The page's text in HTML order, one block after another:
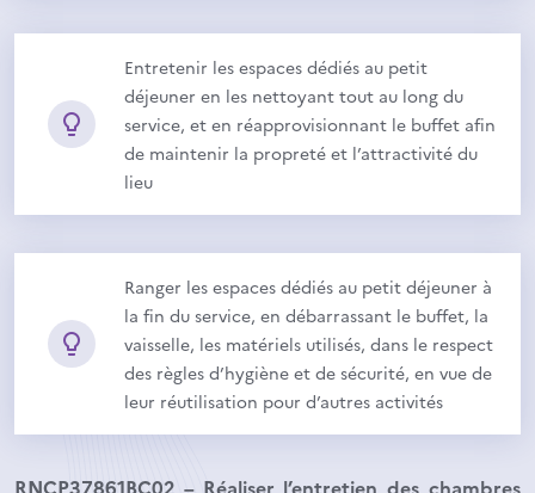
Entretenir les espaces dédiés au petit
déjeuner en les nettoyant tout au long du
service, et en réapprovisionnant le buffet afin
de maintenir la propreté et l’attractivité du
lieu
Ranger les espaces dédiés au petit déjeuner à
la fin du service, en débarrassant le buffet, la
vaisselle, les matériels utilisés, dans le respect
des règles d’hygiène et de sécurité, en vue de
leur réutilisation pour d’autres activités
RNCP37861BC02 – Réaliser l’entretien des chambres